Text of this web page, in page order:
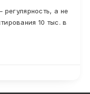
а не
10 тыс. в